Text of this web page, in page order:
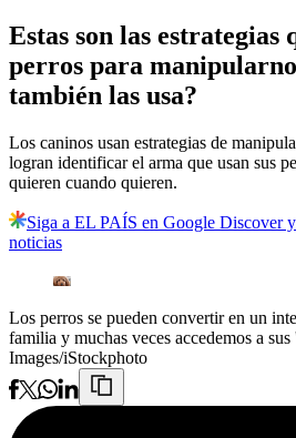
Estas son las estrategias
perros para
también las usa?
Los caninos usan estrategias de
logran identificar el arma que usan sus
quieren cuando quieren.
Siga a EL PAÍS en Google Discover
noticias
Los perros se pueden convertir en un
familia y muchas veces accedemos a sus
Images/iStockphoto